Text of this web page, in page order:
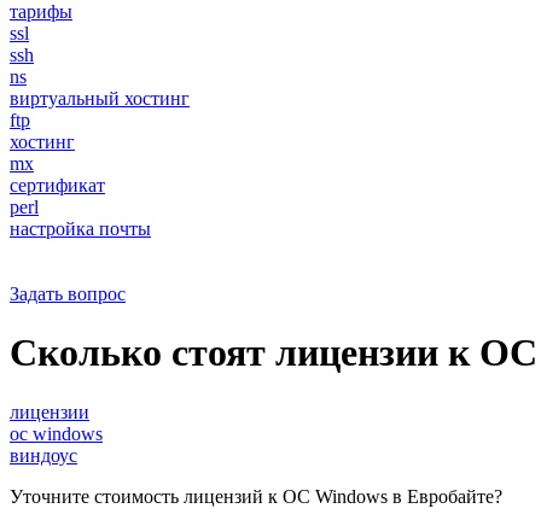
тарифы
ssl
ssh
ns
виртуальный хостинг
ftp
хостинг
mx
сертификат
perl
настройка почты
Задать вопрос
Сколько стоят лицензии к
лицензии
ос windows
виндоус
Уточните стоимость лицензий к ОС Windows в Евробайте?